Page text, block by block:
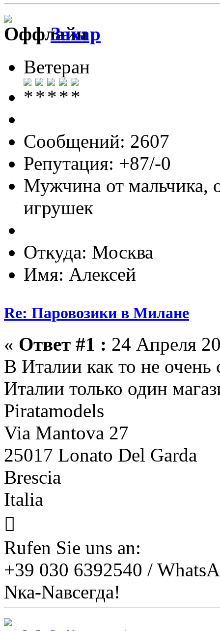
Захар
Ветеран
Сообщений: 2607
Репутация: +87/-0
Мужчина от мальчика,
игрушек
Откуда: Москва
Имя: Алексей
Re: Паровозики в Милане
« Ответ #1 : 24 Апреля
В Италии как то не
Италии только один
Piratamodels
Via Mantova 27
25017 Lonato Del Garda
Brescia
Italia

Rufen Sie uns an:
+39 030 6392540 /
Nка-Nавсегда!